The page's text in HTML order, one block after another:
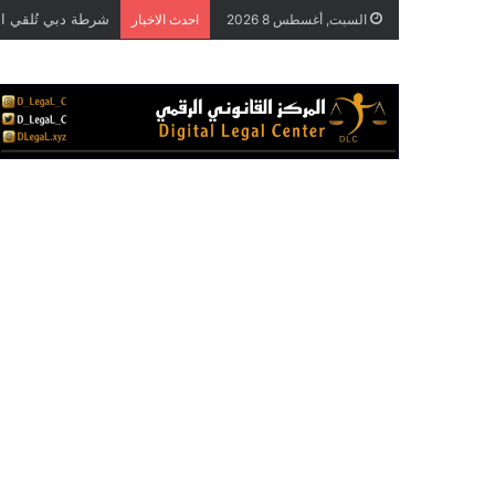
السبت, أغسطس 8 2026 احدث الاخبار